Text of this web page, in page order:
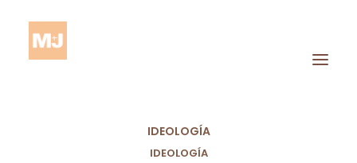
IDEOLOGÍA
IDEOLOGÍA